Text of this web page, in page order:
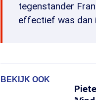
tegenstander
effectief was dan
BEKIJK OOK